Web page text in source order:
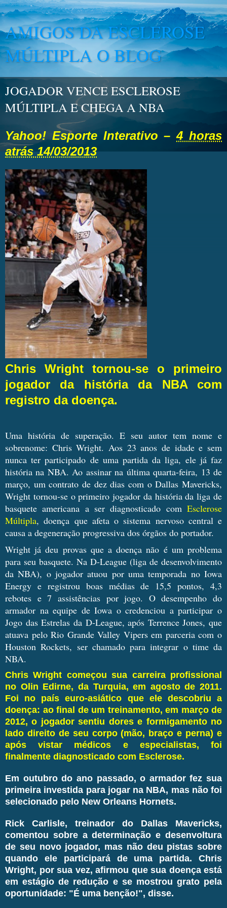
AMIGOS DA ESCLEROSE
MÚLTIPLA O BLOG
JOGADOR VENCE ESCLEROSE
MÚLTIPLA E CHEGA A NBA
Yahoo! Esporte Interativo –4 horas
atrás 14/03/2013
Chris Wright tornou-se o primeiro
jogador da história da NBA com
registro da doença.
Uma história de superação. E seu autor tem nome e
sobrenome: Chris Wright. Aos 23 anos de idade e sem
nunca ter participado de uma partida da liga, ele já faz
história na NBA. Ao assinar na última quarta-feira, 13 de
março, um contrato de dez dias com o Dallas Mavericks,
Wright tornou-se o primeiro jogador da história da liga de
basquete americana a ser diagnosticado com Esclerose
Múltipla, doença que afeta o sistema nervoso central e
causa a degeneração progressiva dos órgãos do portador.
Wright já deu provas que a doença não é um problema
para seu basquete. Na D-League (liga de desenvolvimento
da NBA), o jogador atuou por uma temporada no Iowa
Energy e registrou boas médias de 15,5 pontos, 4,3
rebotes e 7 assistências por jogo. O desempenho do
armador na equipe de Iowa o credenciou a participar o
Jogo das Estrelas da D-League, após Terrence Jones, que
atuava pelo Rio Grande Valley Vipers em parceria com o
Houston Rockets, ser chamado para integrar o time da
NBA.
Chris Wright começou sua carreira profissional
no Olin Edirne, da Turquia, em agosto de 2011.
Foi no país euro-asiático que ele descobriu a
doença: ao final de um treinamento, em março de
2012, o jogador sentiu dores e formigamento no
lado direito de seu corpo (mão, braço e perna) e
após vistar médicos e especialistas, foi
finalmente diagnosticado com Esclerose.
Em outubro do ano passado, o armador fez sua
primeira investida para jogar na NBA, mas não foi
selecionado pelo New Orleans Hornets.
Rick Carlisle, treinador do Dallas Mavericks,
comentou sobre a determinação e desenvoltura
de seu novo jogador, mas não deu pistas sobre
quando ele participará de uma partida. Chris
Wright, por sua vez, afirmou que sua doença está
em estágio de redução e se mostrou grato pela
oportunidade: "É uma benção!", disse.